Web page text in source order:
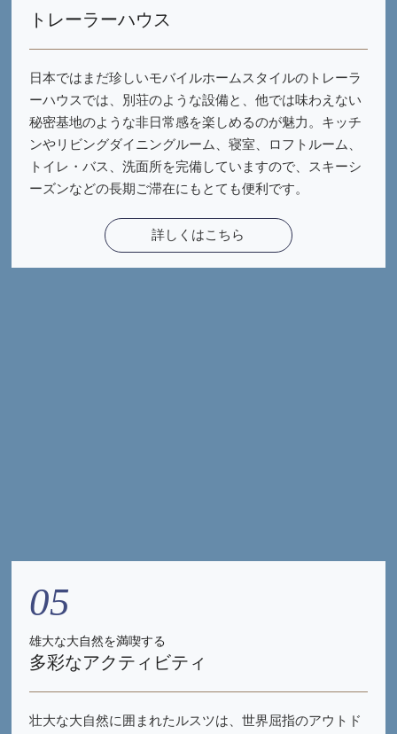
トレーラーハウス
日本ではまだ珍しいモバイルホームスタイルのトレーラ
ーハウスでは、別荘のような設備と、他では味わえない
秘密基地のような非日常感を楽しめるのが魅力。キッチ
ンやリビングダイニングルーム、寝室、ロフトルーム、
トイレ・バス、洗面所を完備していますので、スキーシ
ーズンなどの長期ご滞在にもとても便利です。
詳しくはこちら
05
雄大な大自然を満喫する
多彩なアクティビティ
壮大な大自然に囲まれたルスツは、世界屈指のアウトド